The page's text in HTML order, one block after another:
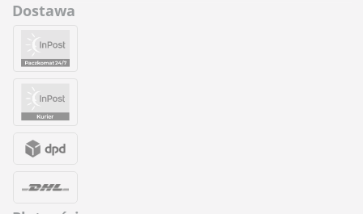
Dostawa